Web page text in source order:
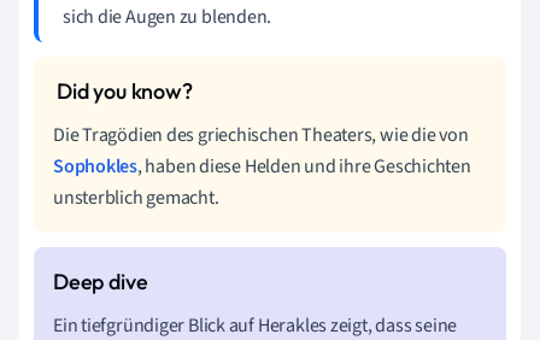
sich die Augen zu blenden.
Die Tragödien des griechischen Theaters, wie die von
Sophokles, haben diese Helden und ihre Geschichten
unsterblich gemacht.
Ein tiefgründiger Blick auf Herakles zeigt, dass seine